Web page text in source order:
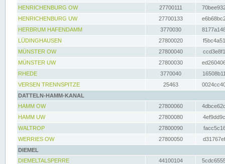
HENRICHENBURG OW
27700111
HENRICHENBURG UW
27700133
HERBRUM HAFENDAMM
3770030
LÜDINGHAUSEN
27800020
MÜNSTER OW
27800040
MÜNSTER UW
27800030
RHEDE
3770040
VERSEN TRENNSPITZE
25463
DATTELN-HAMM-KANAL
HAMM OW
27800060
HAMM UW
27800080
WALTROP
27800090
WERRIES OW
27800050
DIEMEL
DIEMELTALSPERRE
44100104